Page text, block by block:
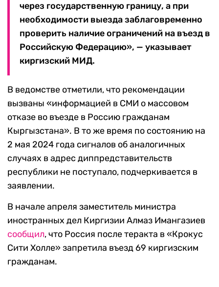
через государственную границу, а при
необходимости выезда заблаговременно
проверить наличие ограничений на въезд в
Российскую Федерацию», — указывает
киргизский МИД.
В ведомстве отметили, что рекомендации
вызваны «информацией в СМИ о массовом
отказе во въезде в Россию гражданам
Кыргызстана». В то же время по состоянию на
2 мая 2024 года сигналов об аналогичных
случаях в адрес диппредставительств
республики не поступало, подчеркивается в
заявлении.
В начале апреля заместитель министра
иностранных дел Киргизии Алмаз Имангазиев
сообщил, что Россия после теракта в «Крокус
Сити Холле» запретила въезд 69 киргизским
гражданам.